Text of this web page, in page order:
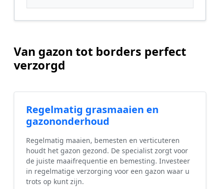
Van gazon tot borders perfect
verzorgd
Regelmatig grasmaaien en
gazononderhoud
Regelmatig maaien, bemesten en verticuteren
houdt het gazon gezond. De specialist zorgt voor
de juiste maaifrequentie en bemesting. Investeer
in regelmatige verzorging voor een gazon waar u
trots op kunt zijn.